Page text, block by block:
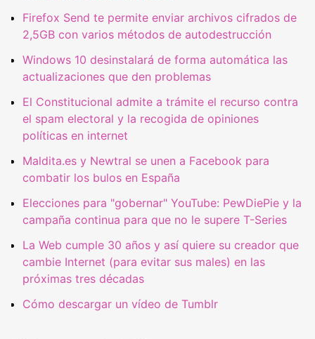
Firefox Send te permite enviar archivos cifrados de
2,5GB con varios métodos de autodestrucción
Windows 10 desinstalará de forma automática las
actualizaciones que den problemas
El Constitucional admite a trámite el recurso contra
el spam electoral y la recogida de opiniones
políticas en internet
Maldita.es y Newtral se unen a Facebook para
combatir los bulos en España
Elecciones para "gobernar" YouTube: PewDiePie y la
campaña continua para que no le supere T-Series
La Web cumple 30 años y así quiere su creador que
cambie Internet (para evitar sus males) en las
próximas tres décadas
Cómo descargar un vídeo de Tumblr